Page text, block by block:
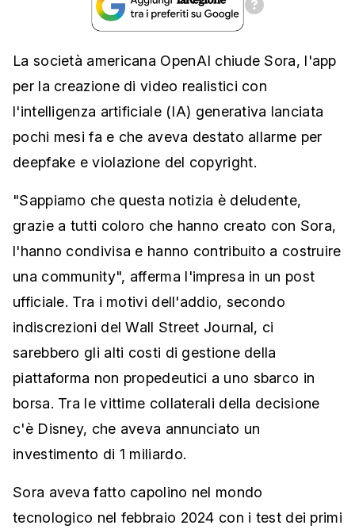
La società americana OpenAI chiude Sora, l'app
per la creazione di video realistici con
l'intelligenza artificiale (IA) generativa lanciata
pochi mesi fa e che aveva destato allarme per
deepfake e violazione del copyright.
"Sappiamo che questa notizia è deludente,
grazie a tutti coloro che hanno creato con Sora,
l'hanno condivisa e hanno contribuito a costruire
una community", afferma l'impresa in un post
ufficiale. Tra i motivi dell'addio, secondo
indiscrezioni del Wall Street Journal, ci
sarebbero gli alti costi di gestione della
piattaforma non propedeutici a uno sbarco in
borsa. Tra le vittime collaterali della decisione
c'è Disney, che aveva annunciato un
investimento di 1 miliardo.
Sora aveva fatto capolino nel mondo
tecnologico nel febbraio 2024 con i test dei primi